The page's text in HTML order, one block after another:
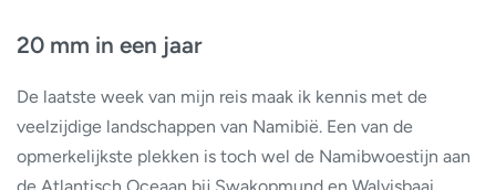
20 mm in een jaar
De laatste week van mijn reis maak ik kennis met de
veelzijdige landschappen van Namibië. Een van de
opmerkelijkste plekken is toch wel de Namibwoestijn aan
de Atlantisch Oceaan bij Swakopmund en Walvisbaai.